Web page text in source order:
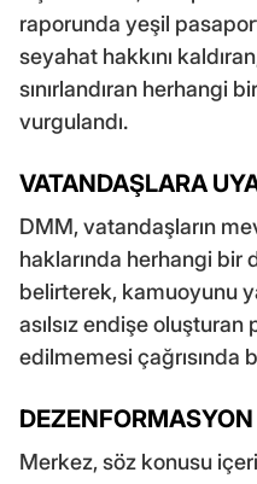
raporunda yeşil
seyahat hakkını
sınırlandıran herhangi
vurgulandı.
VATANDAŞLARA
DMM, vatandaşların
haklarında herhangi bir
belirterek, kamuoyunu
asılsız endişe oluşturan
edilmemesi çağrısında
Merkez, söz konusu